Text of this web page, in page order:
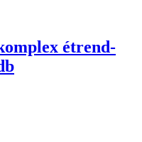
étrend-